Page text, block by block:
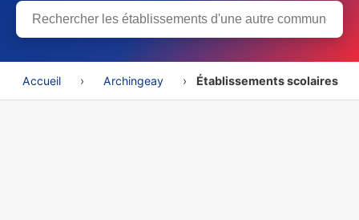
Accueil › Archingeay › Établissements scolaires